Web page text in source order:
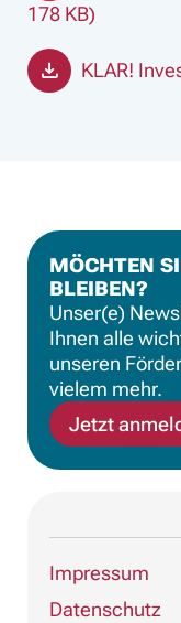
178 KB)
KLAR!
MÖCHTEN
BLEIBEN?
Unser(e)
Ihnen alle
unseren
vielem mehr.
Jetzt
Impressum
Datenschutz